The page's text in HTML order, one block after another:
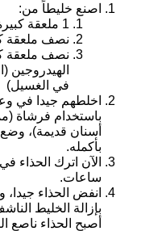
اصنع خليطاً من:
1 ملعقة كبيرة كربونات الصوديوم
نصف ملعقة
نصف ملعقة
الهيدروجين
في الغسيل)
اخلطهم جيدا في
باستخدام فرشاة
أسنان قديمة)،
بأكمله.
ساعات.
انفض الحذاء
بإزالة الخليط
أصبح الحذاء ناصع